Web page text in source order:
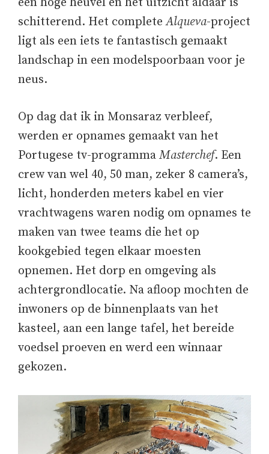
schitterend. Het completeAlqueva-project
ligt als een iets te fantastisch gemaakt
landschap in een modelspoorbaan voor je
neus.
Op dag dat ik in Monsaraz verbleef,
werden er opnames gemaakt van het
Portugese tv-programma Masterchef. Een
crew van wel 40, 50 man, zeker 8 camera’s,
licht, honderden meters kabel en vier
vrachtwagens waren nodig om opnames te
maken van twee teams die het op
kookgebied tegen elkaar moesten
opnemen. Het dorp en omgeving als
achtergrondlocatie. Na afloop mochten de
inwoners op de binnenplaats van het
kasteel, aan een lange tafel, het bereide
voedsel proeven en werd een winnaar
gekozen.